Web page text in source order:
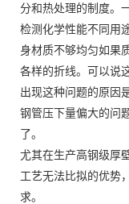
分和热处理的制度。
检测化学性能不同用
身材质不够均匀如果
各样的折线。可以说
出现这种问题的原因
钢管压下量偏大的问
了。
尤其在生产高钢级厚
工艺无法比拟的优势
求。